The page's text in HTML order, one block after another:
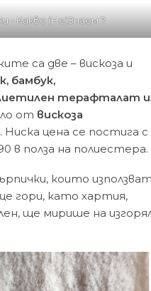
- Какво (Не)Знаем ?
са две – вискоза и
бамбук,
терафталат
от вискоза
. Ниска цена се постига с
в полза на полиестера.
които
гори, като хартия,
ще мирише на